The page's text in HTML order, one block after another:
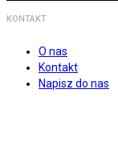
KONTAKT
O nas
Kontakt
Napisz do nas